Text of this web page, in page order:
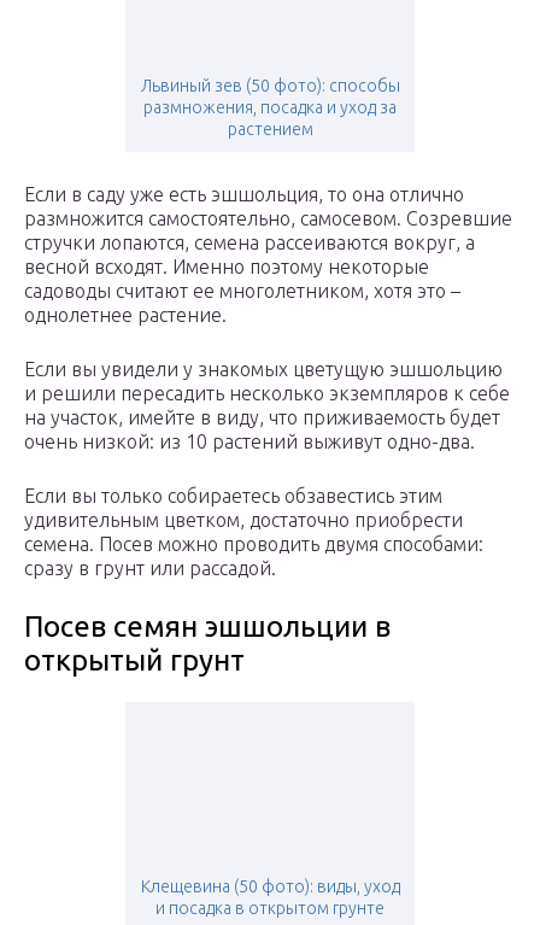
Львиный зев (50 фото): способы
размножения, посадка и уход за
растением
Если в саду уже есть эшшольция, то она отлично
размножится самостоятельно, самосевом. Созревшие
стручки лопаются, семена рассеиваются вокруг, а
весной всходят. Именно поэтому некоторые
садоводы считают ее многолетником, хотя это –
однолетнее растение.
Если вы увидели у знакомых цветущую эшшольцию
и решили пересадить несколько экземпляров к себе
на участок, имейте в виду, что приживаемость будет
очень низкой: из 10 растений выживут одно-два.
Если вы только собираетесь обзавестись этим
удивительным цветком, достаточно приобрести
семена. Посев можно проводить двумя способами:
сразу в грунт или рассадой.
Посев семян эшшольции в
открытый грунт
Клещевина (50 фото): виды, уход
и посадка в открытом грунте